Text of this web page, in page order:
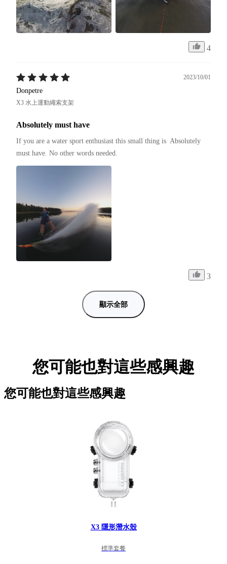
4
2023/10/01
Donpetre
X3 水上運動繩索支架
Absolutely must have
If you are a water sport enthusiast this small thing is  Absolutely
must have. No other words needed.
3
顯示全部
您可能也對這些感興趣
您可能也對這些感興趣
X3 隱形潛水殼
標準套餐